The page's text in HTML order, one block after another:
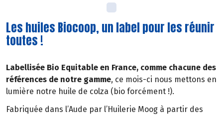
Les huiles Biocoop, un label pour les réunir
toutes !
Labellisée Bio Equitable en France, comme chacune des
références de notre gamme, ce mois-ci nous mettons en
lumière notre huile de colza (bio forcément !).
Fabriquée dans l’Aude par l’Huilerie Moog à partir des